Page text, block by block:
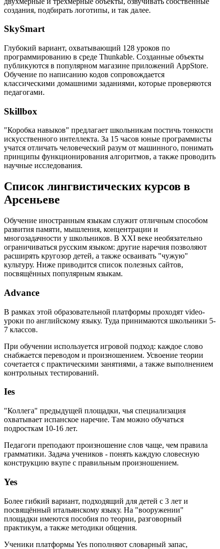
создания, подбирать логотипы, и так далее.
SkySmart
Глубокий вариант, охватывающий 128 уроков по
программированию в среде Thunkable. Созданные объекты
публикуются в популярном магазине приложений AppStore.
Обучение по написанию кодов сопровождается
классическими домашними заданиями, которые проверяются
педагогами.
Skillbox
"Коробка навыков" предлагает школьникам постичь тонкости
искусственного интеллекта. За 15 часов юные программисты
учатся отличать человеческий разум от машинного, понимать
принципы функционирования алгоритмов, а также проводить
научные исследования.
Список лингвистических курсов в
Арсеньеве
Обучение иностранным языкам служит отличным способом
развития памяти, мышления, концентрации и
многозадачности у школьников. В XXI веке необязательно
ограничиваться русским языком: другие наречия позволяют
расширять кругозор детей, а также осваивать "чужую"
культуру. Ниже приводится список полезных сайтов,
посвящённых популярным языкам.
Advance
В рамках этой образовательной платформы проходят video-
уроки по английскому языку. Туда принимаются школьники 5-
7 классов.
При обучении используется игровой подход: каждое слово
снабжается переводом и произношением. Усвоение теории
сочетается с практическими занятиями, а также выполнением
контрольных тестирований.
Ies
"Коллега" предыдущей площадки, чья специализация
охватывает испанское наречие. Там можно обучаться
подросткам 10-16 лет.
Педагоги преподают произношение слов чаще, чем правила
грамматики. Задача учеников - понять каждую словесную
конструкцию вкупе с правильным произношением.
Yes
Более гибкий вариант, подходящий для детей с 3 лет и
посвящённый итальянскому языку. На "вооружении"
площадки имеются пособия по теории, разговорный
практикум, а также методики общения.
Ученики платформы Yes пополняют словарный запас,